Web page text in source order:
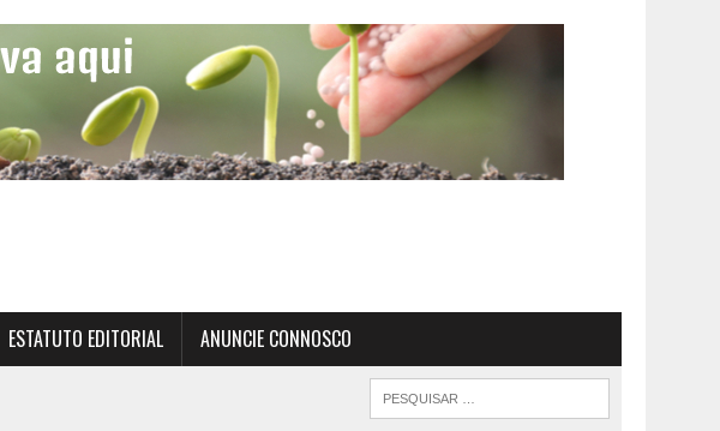
ESTATUTO EDITORIAL ANUNCIE CONNOSCO